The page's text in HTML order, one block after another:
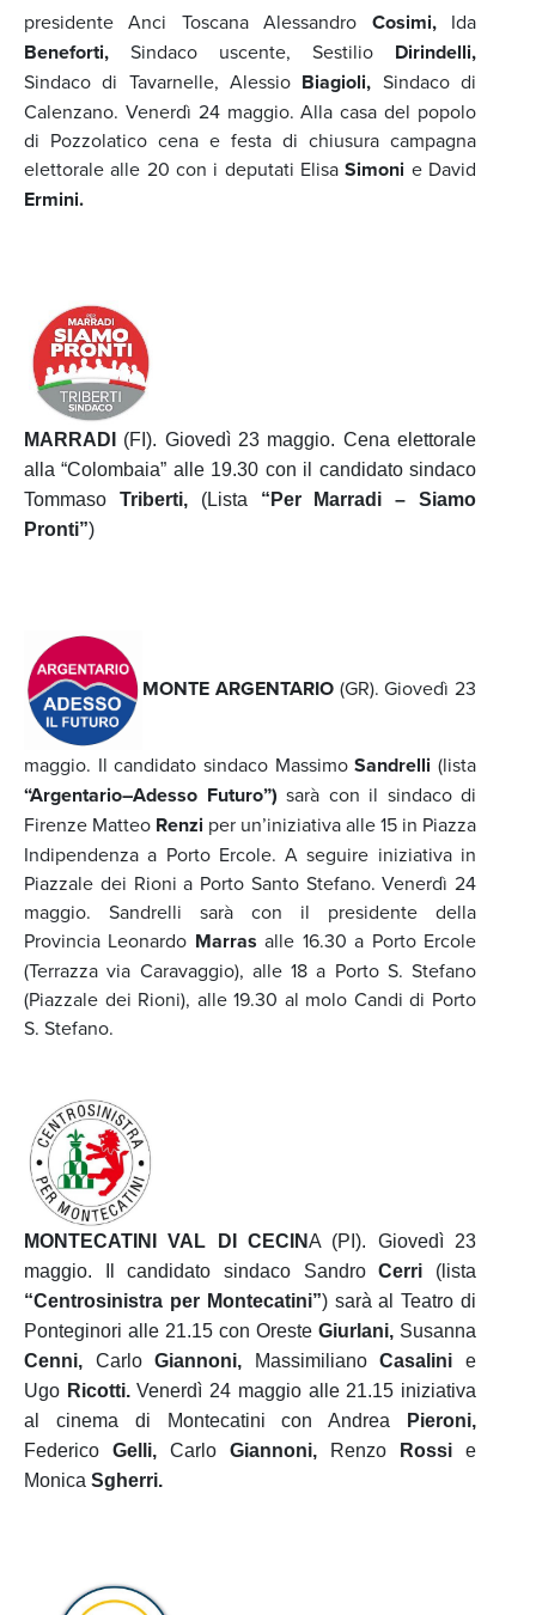
presidente Anci Toscana Alessandro Cosimi,Ida
Beneforti, Sindaco uscente, Sestilio Dirindelli,
Sindaco di Tavarnelle, Alessio Biagioli, Sindaco di
Calenzano. Venerdì 24 maggio. Alla casa del popolo
di Pozzolatico cena e festa di chiusura campagna
elettorale alle 20 con i deputati ElisaSimoni e David
Ermini.
MARRADI
(FI). Giovedì 23 maggio. Cena elettorale
alla “Colombaia” alle 19.30 con il candidato sindaco
Tommaso Triberti,(Lista “Per Marradi – Siamo
Pronti”)
MONTE ARGENTARIO(GR). Giovedì 23
maggio. Il candidato sindaco MassimoSandrelli (lista
“Argentario–Adesso Futuro”) sarà con il sindaco di
Firenze Matteo Renzi per un’iniziativa alle 15 in Piazza
Indipendenza a Porto Ercole. A seguire iniziativa in
Piazzale dei Rioni a Porto Santo Stefano. Venerdì 24
maggio. Sandrelli sarà con il presidente della
Provincia Leonardo Marras alle 16.30 a Porto Ercole
(Terrazza via Caravaggio), alle 18 a Porto S. Stefano
(Piazzale dei Rioni), alle 19.30 al molo Candi di Porto
S. Stefano.
MONTECATINI VAL DI CECINA (PI). Giovedì 23
maggio. Il candidato sindaco SandroCerri (lista
“Centrosinistra per Montecatini”) sarà al Teatro di
Ponteginori alle 21.15 con Oreste Giurlani, Susanna
Cenni, CarloGiannoni, MassimilianoCasalini e
Ugo Ricotti.Venerdì 24 maggio alle 21.15 iniziativa
al cinema di Montecatini con Andrea
Pieroni,
Federico Gelli, Carlo Giannoni, Renzo Rossi e
Monica Sgherri.